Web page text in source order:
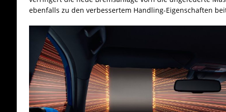
ebenfalls zu den verbessertem Handling-Eigenschaften